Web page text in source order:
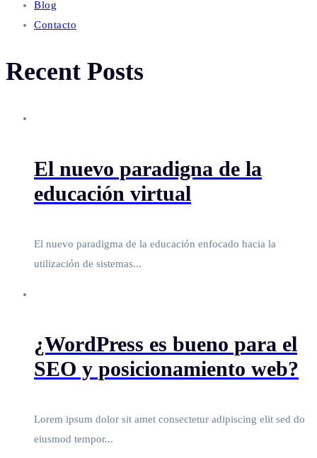
Blog
Contacto
Recent Posts
El nuevo paradigna de la
educación virtual
El nuevo paradigma de la educación enfocado hacia la
utilización de sistemas...
¿WordPress es bueno para el
SEO y posicionamiento web?
Lorem ipsum dolor sit amet consectetur adipiscing elit sed do
eiusmod tempor...